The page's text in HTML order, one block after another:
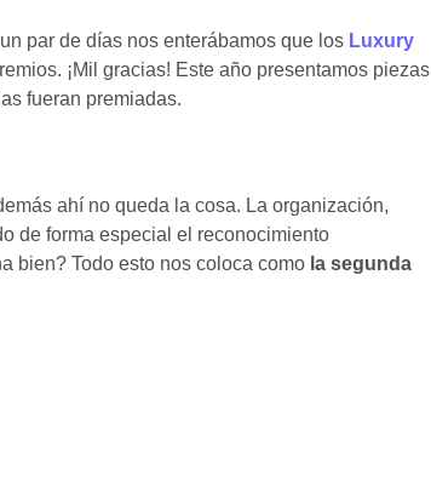
par de días nos enterábamos que los Luxury
¡Mil gracias! Este año presentamos piezas
fueran premiadas.
ahí no queda la cosa. La organización,
de forma especial el reconocimiento
bien? Todo esto nos coloca como la segunda